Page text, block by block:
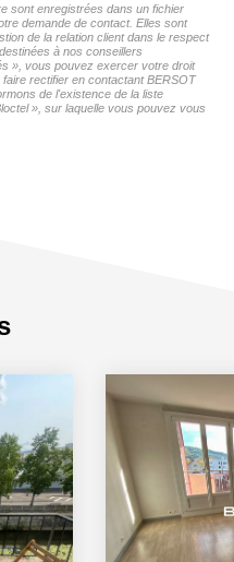
sont enregistrées dans un fichier
demande de contact. Elles sont
de la relation client dans le respect
à nos conseillers
», vous pouvez exercer votre droit
rectifier en contactant BERSOT
de l'existence de la liste
», sur laquelle vous pouvez vous